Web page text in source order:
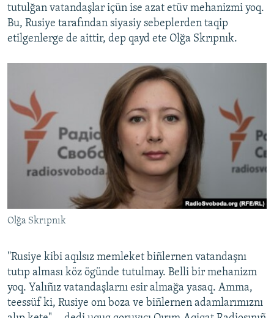
tutulğan vatandaşlar içün ise azat etüv mehanizmi yoq.
Bu, Rusiye tarafından siyasiy sebeplerden taqip
etilgenlerge de aittir, dep qayd ete Olğa Skrıpnık.
Olğa Skrıpnık
''Rusiye kibi aqılsız memleket biñlernen vatandaşnı
tutıp alması köz ögünde tutulmay. Belli bir mehanizm
yoq. Yalıñız vatandaşlarnı esir almağa yasaq. Amma,
teessüf ki, Rusiye onı boza ve biñlernen adamlarımıznı